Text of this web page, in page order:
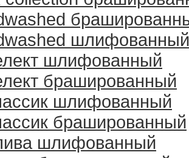
шлифованный
шлифованный
брашированный
шлифованный
брашированный
шлифованный